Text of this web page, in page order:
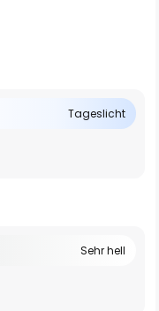
Tageslicht
Sehr hell